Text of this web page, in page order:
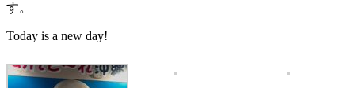
す。
Today is a new day!